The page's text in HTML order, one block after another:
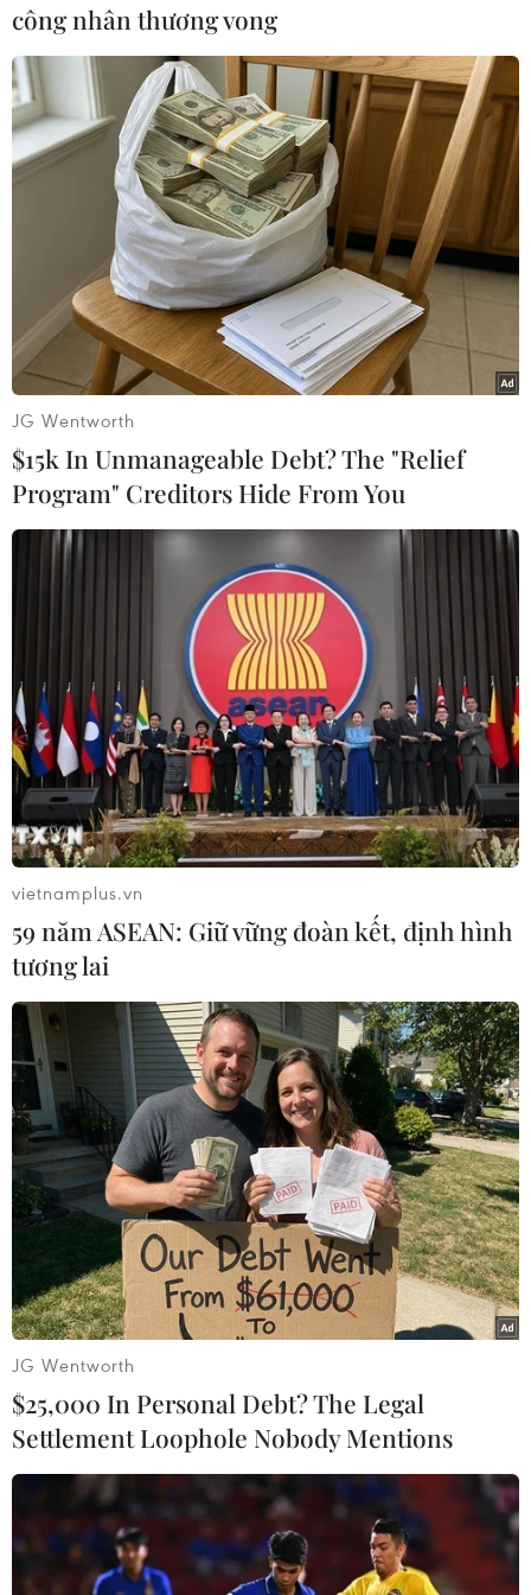
Kwon cho biết hãng có "câu hỏi" về các sản
phẩm có thể gập lại.
Ông cho rằng các đối thủ cạnh tranh của LG
ELectronics có những suy nghĩ khác biệt về các
sản phẩm có thể gập lại.
Trong khi đó, LG đang chuẩn bị cho một sản
phẩm có thể thay đổi thị trường cao cấp dù sẽ
mất thời gian./.
(TTXVN/Vietnam+)
#smartphone #LG ELectronics
#TV OLED
#màn hình Diod hữu cơ
#CES
#màn hình hiển thị OLED
Hàn Quốc
TIN LIÊN QUAN
LG phát hành mẫu máy tính xách tay 17
công nhân thương vong
JG Wentworth
$15k In Unmanageable Debt? The "Relief
Program" Creditors Hide From You
vietnamplus.vn
59 năm ASEAN: Giữ vững đoàn kết, định hình
tương lai
JG Wentworth
$25,000 In Personal Debt? The Legal
Settlement Loophole Nobody Mentions